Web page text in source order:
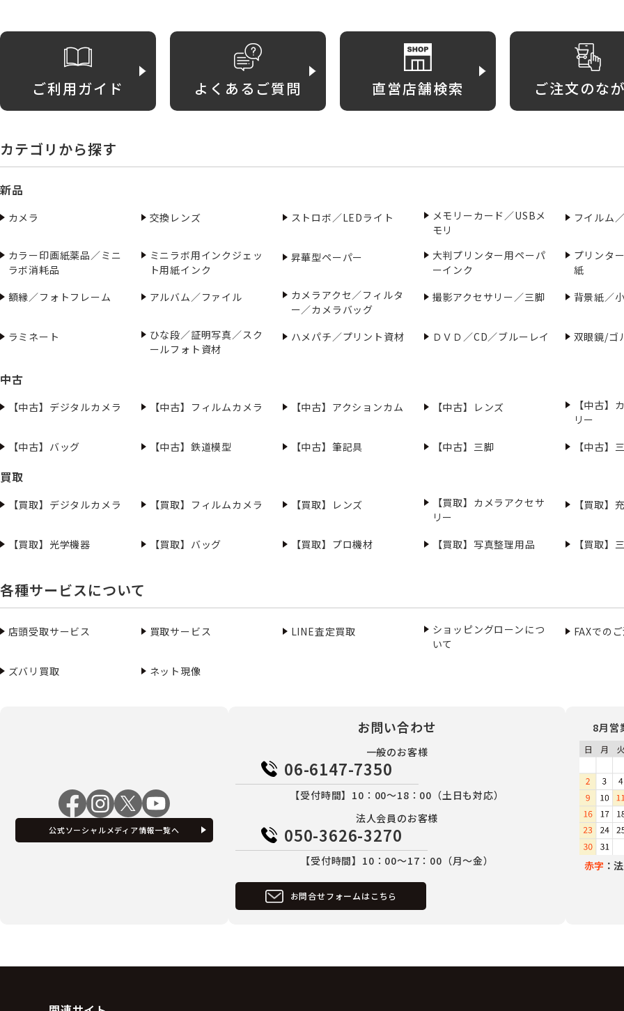
ご利用ガイド よくあるご質問 直営店舗検索 ご注文のな
カテゴリから探す
新品
カメラ 交換レンズ ストロボ／LEDライト
メモリーカード／USBメ
モリ
フイルム
カラー印画紙薬品／ミニ
ラボ消耗品
ミニラボ用インクジェッ
ト用紙インク
昇華型ペーパー
大判プリンター用ペーパ
ーインク
プリンタ
紙
額縁／フォトフレーム
アルバム／ファイル
カメラアクセ／フィルタ
ー／カメラバッグ
撮影アクセサリー／三脚 背景紙／
ラミネート
ひな段／証明写真／スク
ールフォト資材
ハメパチ／プリント資材 ＤＶＤ／CD／ブルーレイ 双眼鏡/ゴ
中古
【中古】デジタルカメラ 【中古】フィルムカメラ 【中古】アクションカム 【中古】レンズ
【中古】
リー
【中古】バッグ
【中古】鉄道模型 【中古】筆記具 【中古】三脚 【中古】
買取
【買取】デジタルカメラ 【買取】フィルムカメラ 【買取】レンズ
【買取】カメラアクセサ
リー
【買取】
【買取】光学機器 【買取】バッグ 【買取】プロ機材 【買取】写真整理用品 【買取】
各種サービスについて
店頭受取サービス 買取サービス LINE査定買取
ショッピングローンにつ
いて
FAXでの
ズバリ買取 ネット現像
公式ソーシャルメディア情報一覧へ
お問い合わせ
一般のお客様
06-6147-7350
【受付時間】10：00～18：00（土日も対応）
法人会員のお客様
050-3626-3270
【受付時間】10：00～17：00（月～金）
お問合せフォームはこちら
8月営
赤字 ：